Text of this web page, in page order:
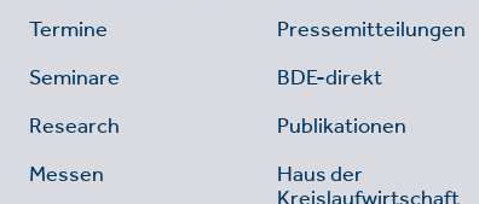
Termine
Seminare
Research
Messen
Pressemitteilungen
BDE-direkt
Publikationen
Haus der
Kreislaufwirtschaft